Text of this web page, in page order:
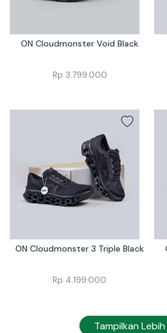
ON Cloudmonster Void Black
Rp 3.799.000
ON Cloudmonster 3 Triple Black
Rp 4.199.000
Tampilkan